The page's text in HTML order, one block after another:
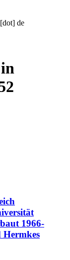
de
1966-
Hermkes